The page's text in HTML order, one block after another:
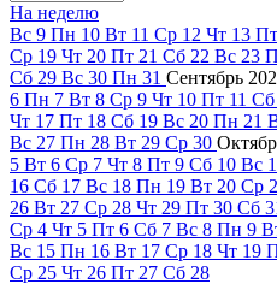
На неделю
Вс 9 Пн 10 Вт 11 Ср 12 Чт 13 Пт
Ср 19 Чт 20 Пт 21 Сб 22 Вс 23
Сб 29 Вс 30 Пн 31 Сентябрь
6 Пн 7 Вт 8 Ср 9 Чт 10 Пт 11 Сб
Чт 17 Пт 18 Сб 19 Вс 20 Пн 21
Вс 27 Пн 28 Вт 29 Ср 30
5 Вт 6 Ср 7 Чт 8 Пт 9 Сб 10 Вс
16 Сб 17 Вс 18 Пн 19 Вт 20 Ср
26 Вт 27 Ср 28 Чт 29 Пт 30 Сб
Ср 4 Чт 5 Пт 6 Сб 7 Вс 8 Пн 9
Вс 15 Пн 16 Вт 17 Ср 18 Чт 19
Ср 25 Чт 26 Пт 27 Сб 28